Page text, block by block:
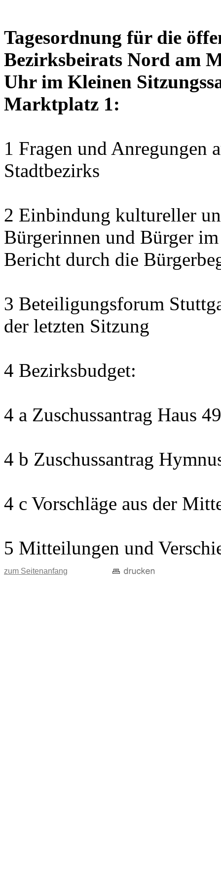
Tagesordnung für die
Bezirksbeirats Nord am
Uhr im Kleinen
Marktplatz 1:
1 Fragen und Anregungen
Stadtbezirks
2 Einbindung kultureller
Bürgerinnen und Bürger
Bericht durch die
3 Beteiligungsforum
der letzten Sitzung
4 Bezirksbudget:
4 a Zuschussantrag Haus 49
4 b Zuschussantrag
4 c Vorschläge aus der
5 Mitteilungen und
zum Seitenanfang